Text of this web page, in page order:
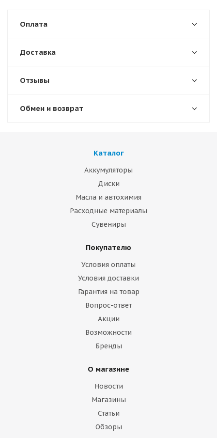
Оплата
Доставка
Отзывы
Обмен и возврат
Каталог
Аккумуляторы
Диски
Масла и автохимия
Расходные материалы
Сувениры
Покупателю
Условия оплаты
Условия доставки
Гарантия на товар
Вопрос-ответ
Акции
Возможности
Бренды
О магазине
Новости
Магазины
Статьи
Обзоры